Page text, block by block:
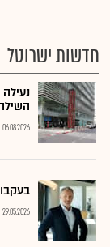
חדשות ישרוטל
השילה
06.08.2026
29.05.2026